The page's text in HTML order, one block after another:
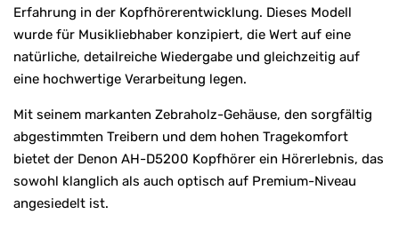
Erfahrung in der Kopfhörerentwicklung. Dieses Modell
wurde für Musikliebhaber konzipiert, die Wert auf eine
natürliche, detailreiche Wiedergabe und gleichzeitig auf
eine hochwertige Verarbeitung legen.
Mit seinem markanten Zebraholz-Gehäuse, den sorgfältig
abgestimmten Treibern und dem hohen Tragekomfort
bietet der Denon AH-D5200 Kopfhörer ein Hörerlebnis, das
sowohl klanglich als auch optisch auf Premium-Niveau
angesiedelt ist.